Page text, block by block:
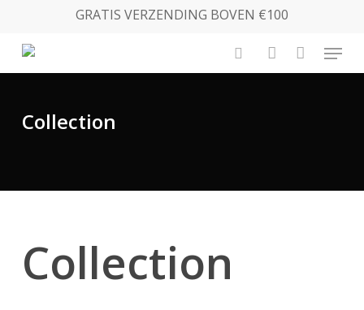
main
content
GRATIS VERZENDING BOVEN €100
searchaccount
Menu
Collection
Collection